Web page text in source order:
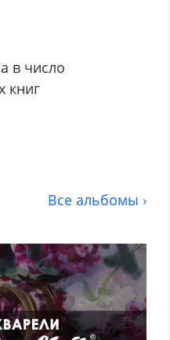
в число
книг
Все альбомы ›